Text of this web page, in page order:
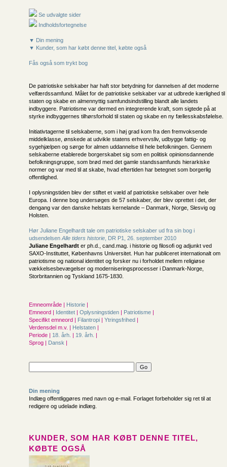
Se udvalgte sider
Indholdsfortegnelse
▼ Din mening
▼ Kunder, som har købt denne titel, købte også
Fås også som trykt bog
De patriotiske selskaber har haft stor betydning for dannelsen af det moderne
velfærdssamfund. Målet for de patriotiske selskaber var at udbrede kærlighed til
staten og skabe en almennyttig samfundsindstilling blandt alle landets
indbyggere. Patriotisme var dermed en integrerende kraft, som sigtede på at
styrke indbyggernes tilhørsforhold til staten og skabe en ny fællesskabsfølelse.
Initiativtagerne til selskaberne, som i høj grad kom fra den fremvoksende
middelklasse, ønskede at udvikle statens erhvervsliv, udbygge fattig- og
sygehjælpen og sørge for almen uddannelse til hele befolkningen. Gennem
selskaberne etablerede borgerskabet sig som en politisk opinionsdannende
befolkningsgruppe, som brød med det gamle standssamfunds hierarkiske
normer og var med til at skabe, hvad eftertiden har betegnet som borgerlig
offentlighed.
I oplysningstiden blev der stiftet et væld af patriotiske selskaber over hele
Europa. I denne bog undersøges de 57 selskaber, der blev oprettet i det, der
dengang var den danske helstats kernelande – Danmark, Norge, Slesvig og
Holsten.
Hør Juliane Engelhardt tale om patriotiske selskaber ud fra sin bog i
udsendelsen Alle tiders historie , DR P1, 26. september 2010
Juliane Engelhardt er ph.d., cand.mag. i historie og filosofi og adjunkt ved
SAXO-Instituttet, Københavns Universitet. Hun har publiceret internationalt om
patriotisme og national identitet og forsker nu i forholdet mellem religiøse
vækkelsesbevægelser og moderniseringsprocesser i Danmark-Norge,
Storbritannien og Tyskland 1675-1830.
Emneområde | Historie |
Emneord | Identitet | Oplysningstiden | Patriotisme |
Specifikt emneord | Filantropi | Ytringsfrihed |
Verdensdel m.v. | Helstaten |
Periode | 18. årh. | 19. årh. |
Sprog | Dansk |
Din mening
Indlæg offentliggøres med navn og e-mail. Forlaget forbeholder sig ret til at
redigere og udelade indlæg.
KUNDER, SOM HAR KØBT DENNE TITEL,
KØBTE OGSÅ